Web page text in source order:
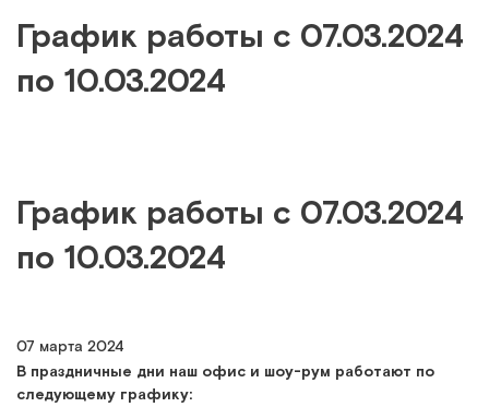
График работы с 07.03.2024
по 10.03.2024
График работы с 07.03.2024
по 10.03.2024
07 марта 2024
В праздничные дни наш офис и шоу-рум работают по
следующему графику: